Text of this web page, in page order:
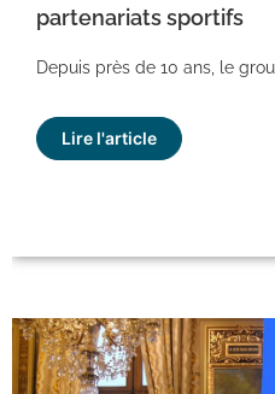
partenariats sportifs
Depuis près de 10 ans, le
Lire l'article